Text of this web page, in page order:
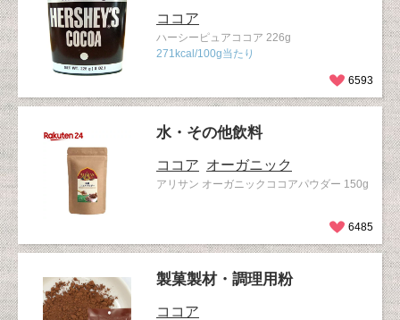
ココア
ハーシーピュアココア 226g
271kcal/100g当たり
6593
水・その他飲料
ココア オーガニック
アリサン オーガニックココアパウダー 150g
6485
製菓製材・調理用粉
ココア